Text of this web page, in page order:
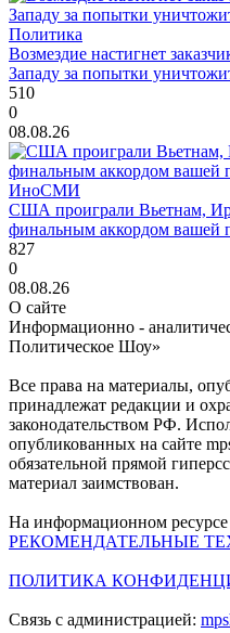
Политика
Возмездие настигнет
Западу за попытки
510
0
08.08.26
ИноСМИ
США проиграли Вьетнам,
финальным аккордом вашей
827
0
08.08.26
О сайте
Информационно -
Политическое Шоу»
Все права на материалы,
принадлежат редакции и
законодательством РФ.
опубликованных на сайте
обязательной прямой
материал заимствован.
На информационном
РЕКОМЕНДАТЕЛЬНЫЕ
ПОЛИТИКА
Связь с администрацией: